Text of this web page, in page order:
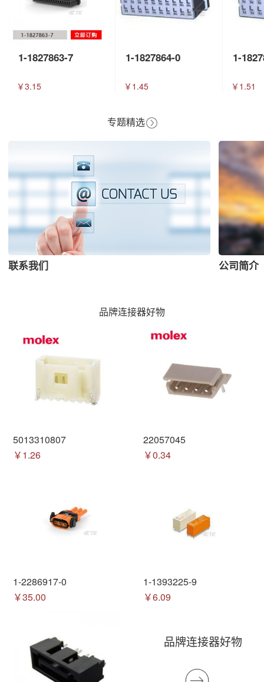
1-1827863-7
￥3.15
1-1827864-0
￥1.45
1-
￥1.51
专题精选
联系我们 公司简介
品牌连接器好物
5013310807
￥1.26
22057045
￥0.34
1-2286917-0
￥35.00
1-1393225-9
￥6.09
品牌连接器好物